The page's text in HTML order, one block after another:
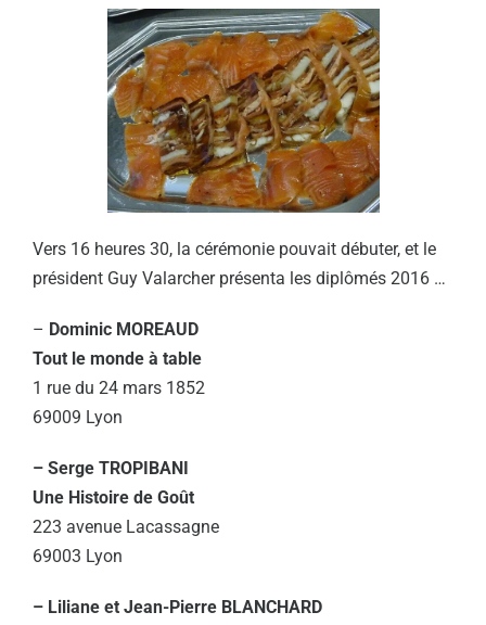
Vers 16 heures 30, la cérémonie pouvait débuter, et le
président Guy Valarcher présenta les diplômés 2016 …
– Dominic MOREAUD
Tout le monde à table
1 rue du 24 mars 1852
69009 Lyon
– Serge TROPIBANI
Une Histoire de Goût
223 avenue Lacassagne
69003 Lyon
– Liliane et Jean-Pierre BLANCHARD